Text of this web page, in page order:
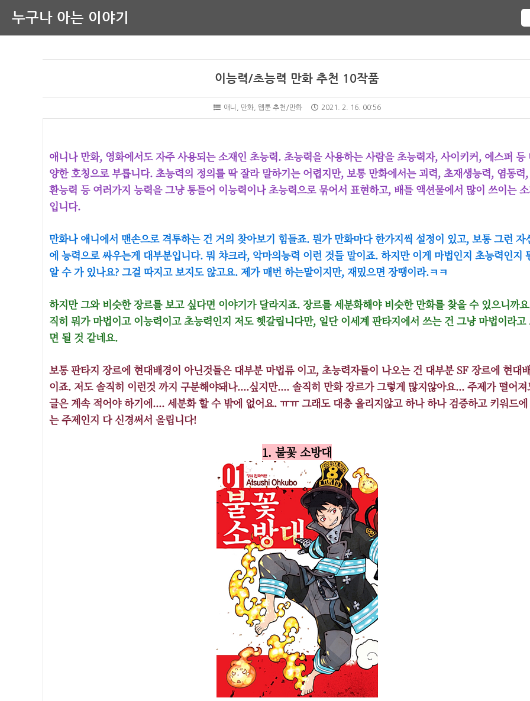
누구나 아는 이야기
이능력/초능력 만화 추천 10작품
애니, 만화, 웹툰 추천/만화 2021. 2. 16. 00:56
애니나 만화, 영화에서도 자주 사용되는 소재인 초능력. 초능력을 사용하는 사람을 초능력자, 사이키커, 에스퍼 등
양한 호칭으로 부릅니다. 초능력의 정의를 딱 잘라 말하기는 어렵지만, 보통 만화에서는 괴력, 초재생능력, 염동력
환능력 등 여러가지 능력을 그냥 통틀어 이능력이나 초능력으로 묶어서 표현하고, 배틀 액션물에서 많이 쓰이는
입니다.
만화나 애니에서 맨손으로 격투하는 건 거의 찾아보기 힘들죠. 뭔가 만화마다 한가지씩 설정이 있고, 보통 그런 자
에 능력으로 싸우는게 대부분입니다. 뭐 챠크라, 악마의능력 이런 것들 말이죠. 하지만 이게 마법인지 초능력인지
알 수 가 있나요? 그걸 따지고 보지도 않고요. 제가 매번 하는말이지만, 재밌으면 장땡이라.ㅋㅋ
하지만 그와 비슷한 장르를 보고 싶다면 이야기가 달라지죠. 장르를 세분화해야 비슷한 만화를 찾을 수 있으니까
직히 뭐가 마법이고 이능력이고 초능력인지 저도 헷갈립니다만, 일단 이세계 판타지에서 쓰는 건 그냥 마법이라고
면 될 것 같네요.
보통 판타지 장르에 현대배경이 아닌것들은 대부분 마법류 이고, 초능력자들이 나오는 건 대부분 SF 장르에 현대
이죠. 저도 솔직히 이런것 까지 구분해야돼나....싶지만.... 솔직히 만화 장르가 그렇게 많지않아요... 주제가 떨어져
글은 계속 적어야 하기에.... 세분화 할 수 밖에 없어요. ㅠㅠ 그래도 대충 올리지않고 하나 하나 검증하고 키워드
는 주제인지 다 신경써서 올립니다!
1. 불꽃 소방대